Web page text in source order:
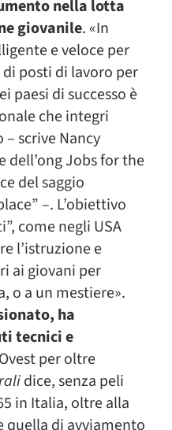
nella lotta
giovanile. «In
e veloce per
posti di lavoro per
paesi di successo è
che integri
scrive Nancy
dell’ong Jobs for the
del saggio
–. L’obiettivo
come negli USA
l’istruzione e
ai giovani per
o a un mestiere».
ha
tecnici e
per oltre
dice, senza peli
in Italia, oltre alla
quella di avviamento